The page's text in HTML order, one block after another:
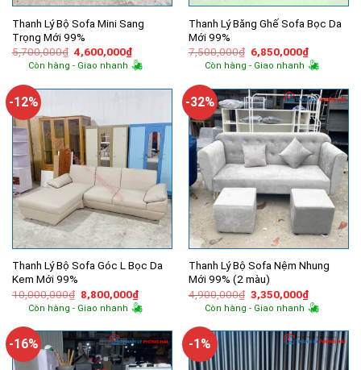
Thanh Lý Bộ Sofa Mini Sang
Trọng Mới 99%
5,700,000₫ Giá
gốc
là:
4,600,000₫Giá
hiện
tại
4,600,000₫.
Còn hàng - Giao nhanh
Thanh Lý Băng Ghế Sofa Bọc Da
Mới 99%
7,500,000₫ Giá
gốc
là:
6,850,000₫Giá
hiện
tại
Còn hàng - Giao nhanh
-12%
Thanh Lý Bộ Sofa Góc L Bọc Da
Kem Mới 99%
10,000,000₫ Giá
gốc
là:
8,800,000₫Giá
hiện
tại
8,800,000₫.
Còn hàng - Giao nhanh
-32%
Thanh Lý Bộ Sofa Nệm Nhung
Mới 99% (2 màu)
4,900,000₫ Giá
gốc
là:
3,350,000₫Giá
hiện
tại
Còn hàng - Giao nhanh
-16% -1%